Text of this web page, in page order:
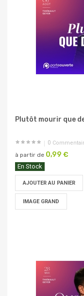
Plutôt mourir que
0
à partir de 0,99 €
En Stock
AJOUTER AU PANIER
IMAGE GRAND